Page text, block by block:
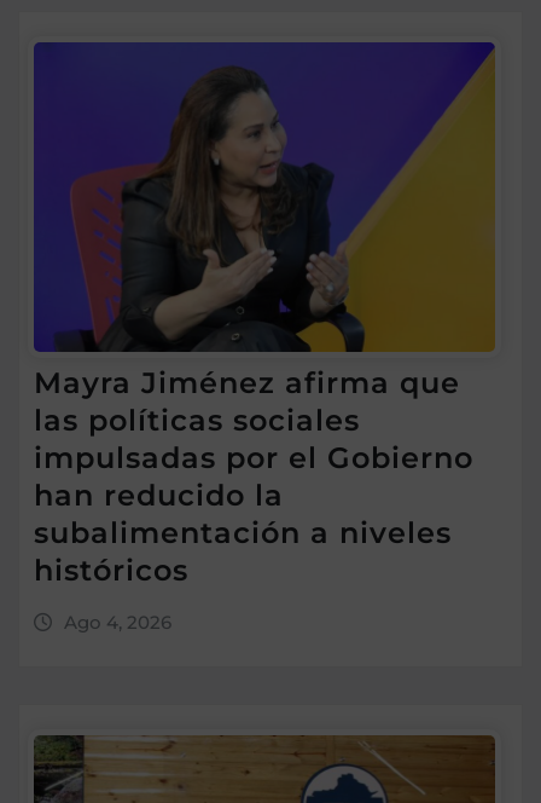
Mayra Jiménez afirma que
las políticas sociales
impulsadas por el Gobierno
han reducido la
subalimentación a niveles
históricos
Ago 4, 2026